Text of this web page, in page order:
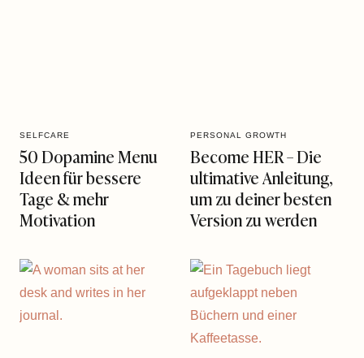
SELFCARE
50 Dopamine Menu
Ideen für bessere
Tage & mehr
Motivation
PERSONAL GROWTH
Become HER – Die
ultimative Anleitung,
um zu deiner besten
Version zu werden